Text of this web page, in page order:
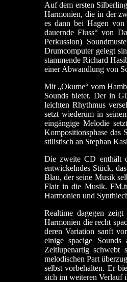
Auf dem ersten
Harmonien, die in der
es dann bei Hagen
dauernde Fluss“ von
Perkussion)
Drumcomputer gelegt
stammende Richard
einer Abwandlung von
Mit „Okume“ vom
Sounds bietet. Der in
leichten Rhythmus
setzt wiederum in
eingängige Melodie
Kompositionsphase das
stilistisch an Stephan
Die zweite CD enthält
entwickelndes Stück,
Blau, der seine Musik
Flair in die Musik.
Harmonien und
Realtime dagegen
Harmonien die recht
deren Variation sanft
einige spacige
Zeitlupenartig
melodischen Part
selbst vorbehalten. Er
sich im weiteren Verlauf